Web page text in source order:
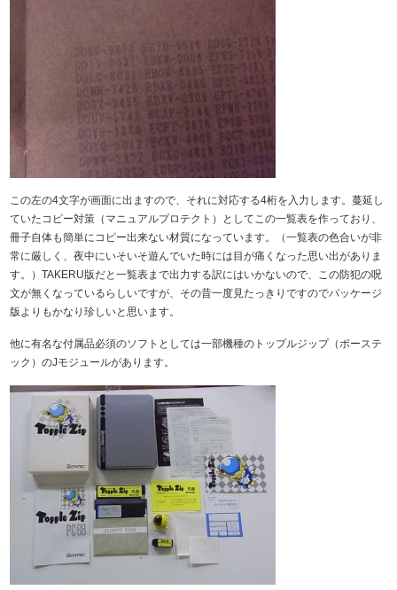
この左の4文字が画面に出ますので、それに対応する4桁を入力します。蔓延し
ていたコピー対策（マニュアルプロテクト）としてこの一覧表を作っており、
冊子自体も簡単にコピー出来ない材質になっています。（一覧表の色合いが非
常に厳しく、夜中にいそいそ遊んでいた時には目が痛くなった思い出がありま
す。）TAKERU版だと一覧表まで出力する訳にはいかないので、この防犯の呪
文が無くなっているらしいですが、その昔一度見たっきりですのでパッケージ
版よりもかなり珍しいと思います。
他に有名な付属品必須のソフトとしては一部機種のトップルジップ（ボーステ
ック）のJモジュールがあります。